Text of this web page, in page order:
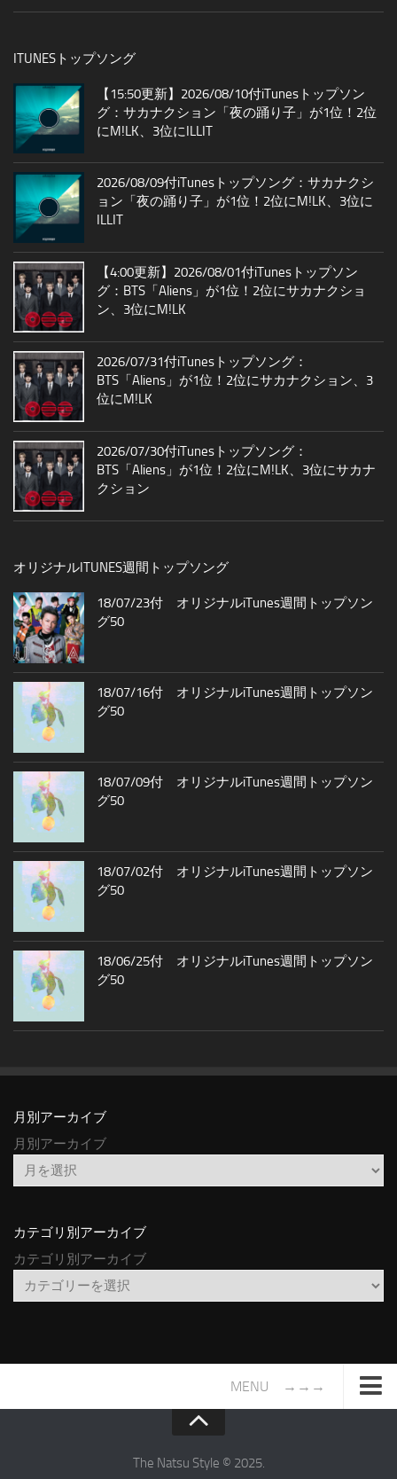
ITUNESトップソング
【15:50更新】2026/08/10付iTunesトップソン
グ：サカナクション「夜の踊り子」が1位！2位
にM!LK、3位にILLIT
2026/08/09付iTunesトップソング：サカナクシ
ョン「夜の踊り子」が1位！2位にM!LK、3位に
ILLIT
【4:00更新】2026/08/01付iTunesトップソン
グ：BTS「Aliens」が1位！2位にサカナクショ
ン、3位にM!LK
2026/07/31付iTunesトップソング：
BTS「Aliens」が1位！2位にサカナクション、3
位にM!LK
2026/07/30付iTunesトップソング：
BTS「Aliens」が1位！2位にM!LK、3位にサカナ
クション
オリジナルITUNES週間トップソング
18/07/23付 オリジナルiTunes週間トップソン
グ50
18/07/16付 オリジナルiTunes週間トップソン
グ50
18/07/09付 オリジナルiTunes週間トップソン
グ50
18/07/02付 オリジナルiTunes週間トップソン
グ50
18/06/25付 オリジナルiTunes週間トップソン
グ50
月別アーカイブ
月別アーカイブ
カテゴリ別アーカイブ
カテゴリ別アーカイブ
MENU →→→
The Natsu Style © 2025.